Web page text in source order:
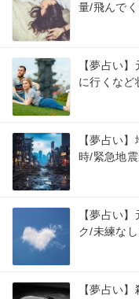
量/飛んで
【夢占い
に行くなど
【夢占い
時/緊急地
【夢占い
ク/未練な
【夢占い